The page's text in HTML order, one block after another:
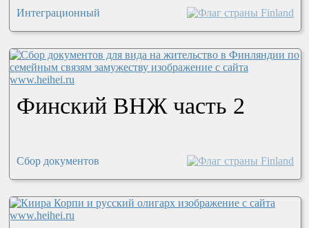
Интеграционный
Финский ВНЖ часть 2
Сбор документов